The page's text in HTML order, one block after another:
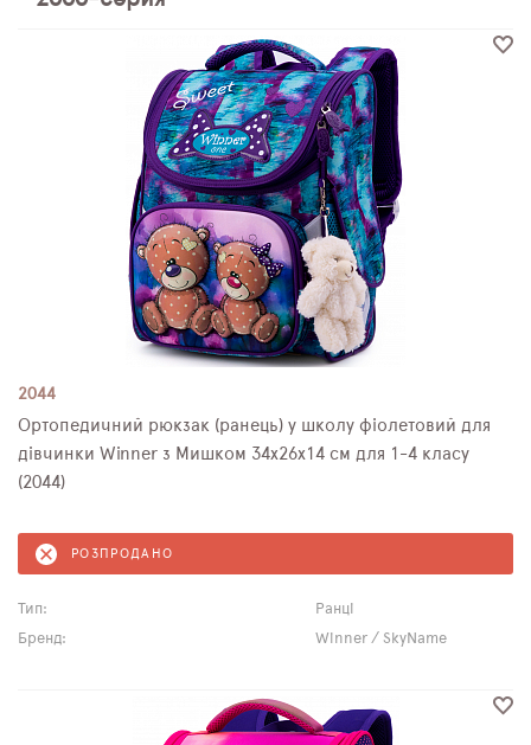
SCHOOL STANDARD
РОЗПРОДАЖ
2044
Ортопедичний рюкзак (ранець) у школу фіолетовий для
дівчинки Winner з Мишком 34х26х14 см для 1-4 класу
(2044)
РОЗПРОДАНО
Тип:
Ранці
Бренд:
Winner / SkyName